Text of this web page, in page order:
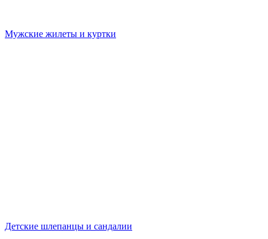
Мужские жилеты и куртки
Детские шлепанцы и сандалии